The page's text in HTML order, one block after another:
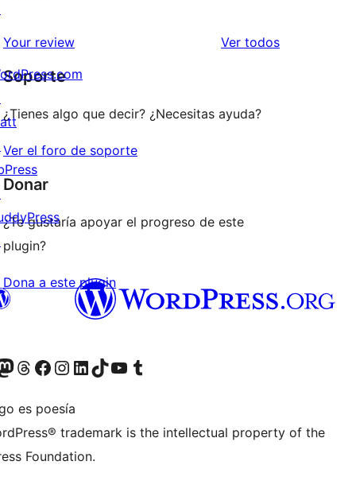
estrellas
de
estrellas
Your review Ver todoslos
Soporte
¿Tienes algo que decir? ¿Necesitas ayuda?
Ver el foro de soporte
Donar
¿Te gustaría apoyar el progreso de este
plugin?
Dona a este plugin
Twitter)
cuenta de Bluesky
nuestra cuenta de Mastodon
Visita nuestra cuenta de Threads
Visita nuestra página de Facebook
Visita nuestra cuenta de Instagram
Visita nuestra cuenta de LinkedIn
Visita nuestra cuenta de TikTok
Visita nuestro canal de YouTube
Visita nuestra cuenta de Tumblr
es poesía
trademark is the intellectual property of the
Foundation.